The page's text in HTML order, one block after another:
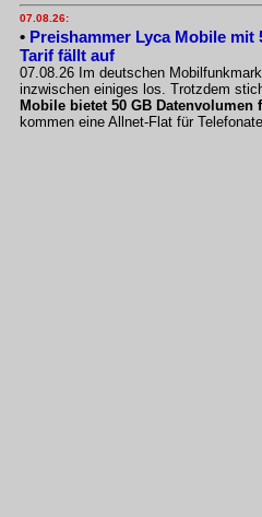
07.08.26:
• Preishammer Lyca Mobile mit
Tarif fällt auf
07.08.26 Im deutschen
inzwischen einiges los. Trotzdem
Mobile bietet 50 GB
kommen eine Allnet-Flat für